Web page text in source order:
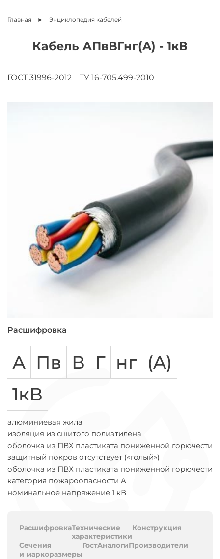
Главная Энциклопедия кабелей
Кабель АПвВГнг(A) - 1кВ
ГОСТ 31996-2012 ТУ 16-705.499-2010
Расшифровка
А Пв В Г нг (A)
1кВ
алюминиевая жила
изоляция из сшитого полиэтилена
оболочка из ПВХ пластиката пониженной горючести
защитный покров отсутствует («голый»)
оболочка из ПВХ пластиката пониженной горючести
категория пожароопасности A
номинальное напряжение 1 кВ
РасшифровкаТехнические
характеристики
Конструкция
Сечения
и маркоразмеры
ГостАналогиПроизводители